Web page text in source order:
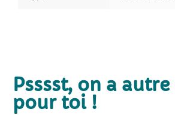
Psssst, on a
pour toi !